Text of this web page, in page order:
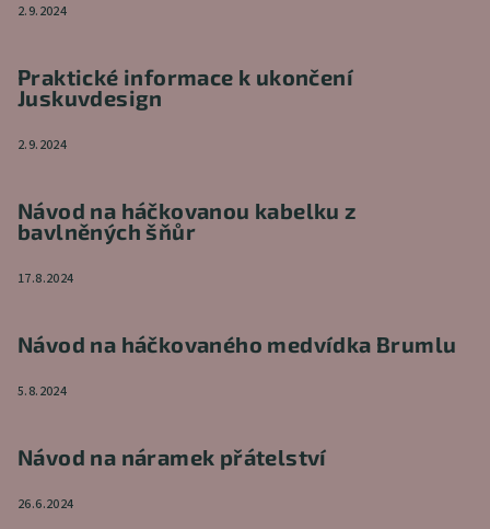
2.9.2024
Praktické informace k ukončení
Juskuvdesign
2.9.2024
Návod na háčkovanou kabelku z
bavlněných šňůr
17.8.2024
Návod na háčkovaného medvídka Brumlu
5.8.2024
Návod na náramek přátelství
26.6.2024